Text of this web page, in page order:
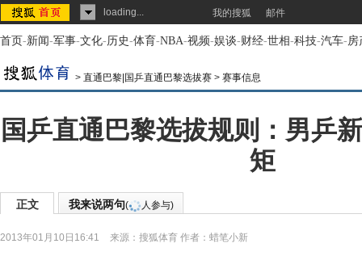
loading... 我的搜狐 邮件
首页-新闻-军事-文化-历史-体育-NBA-视频-娱谈-财经-世相-科技-汽车-房
> 直通巴黎|国乒直通巴黎选拔赛 > 赛事信息
国乒直通巴黎选拔规则：男乒
矩
正文 我来说两句( 人参与)
2013年01月10日16:41 来源： 搜狐体育 作者：蜡笔小新